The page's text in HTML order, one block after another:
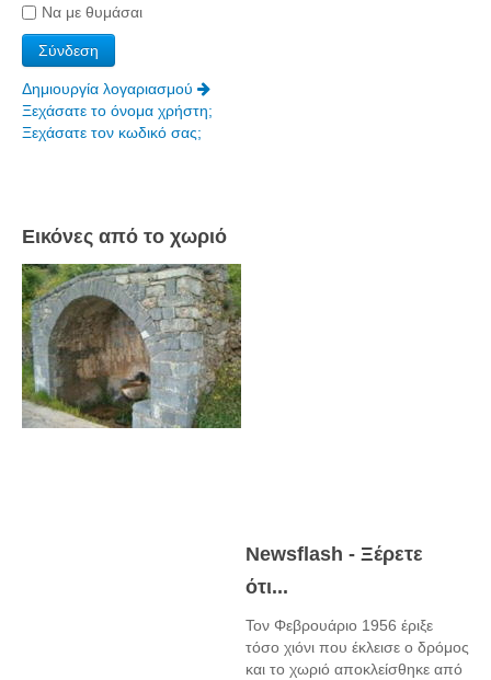
Να με θυμάσαι
Δημιουργία λογαριασμού
Ξεχάσατε το όνομα χρήστη;
Ξεχάσατε τον κωδικό σας;
Εικόνες από το χωριό
Newsflash - Ξέρετε
ότι...
Τον Φεβρουάριο 1956 έριξε
τόσο χιόνι που έκλεισε ο δρόμος
και το χωριό αποκλείσθηκε από